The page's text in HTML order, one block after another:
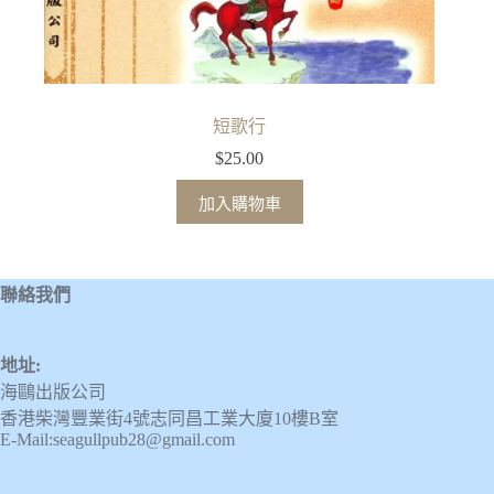
短歌行
$25.00
加入購物車
聯絡我們
地址:
海鷗出版公司
香港柴灣豐業街4號志同昌工業大廈10樓B室
E-Mail:seagullpub28@gmail.com